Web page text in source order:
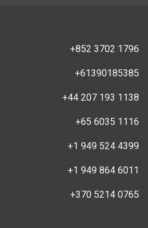
+852 3702 1796
+61390185385
+44 207 193 1138
+65 6035 1116
+1 949 524 4399
+1 949 864 6011
+370 5214 0765